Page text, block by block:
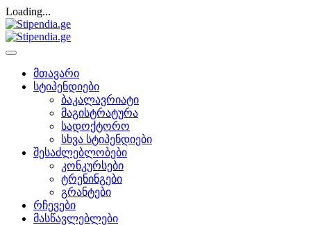
Loading...
მთავარი
სტიპენდიები
ბაკალავრიატი
მაგისტრატურა
სადოქტორო
სხვა სტიპენდიები
შესაძლებლობები
კონკურსები
ტრენინგები
გრანტები
რჩევები
მასწავლებლები